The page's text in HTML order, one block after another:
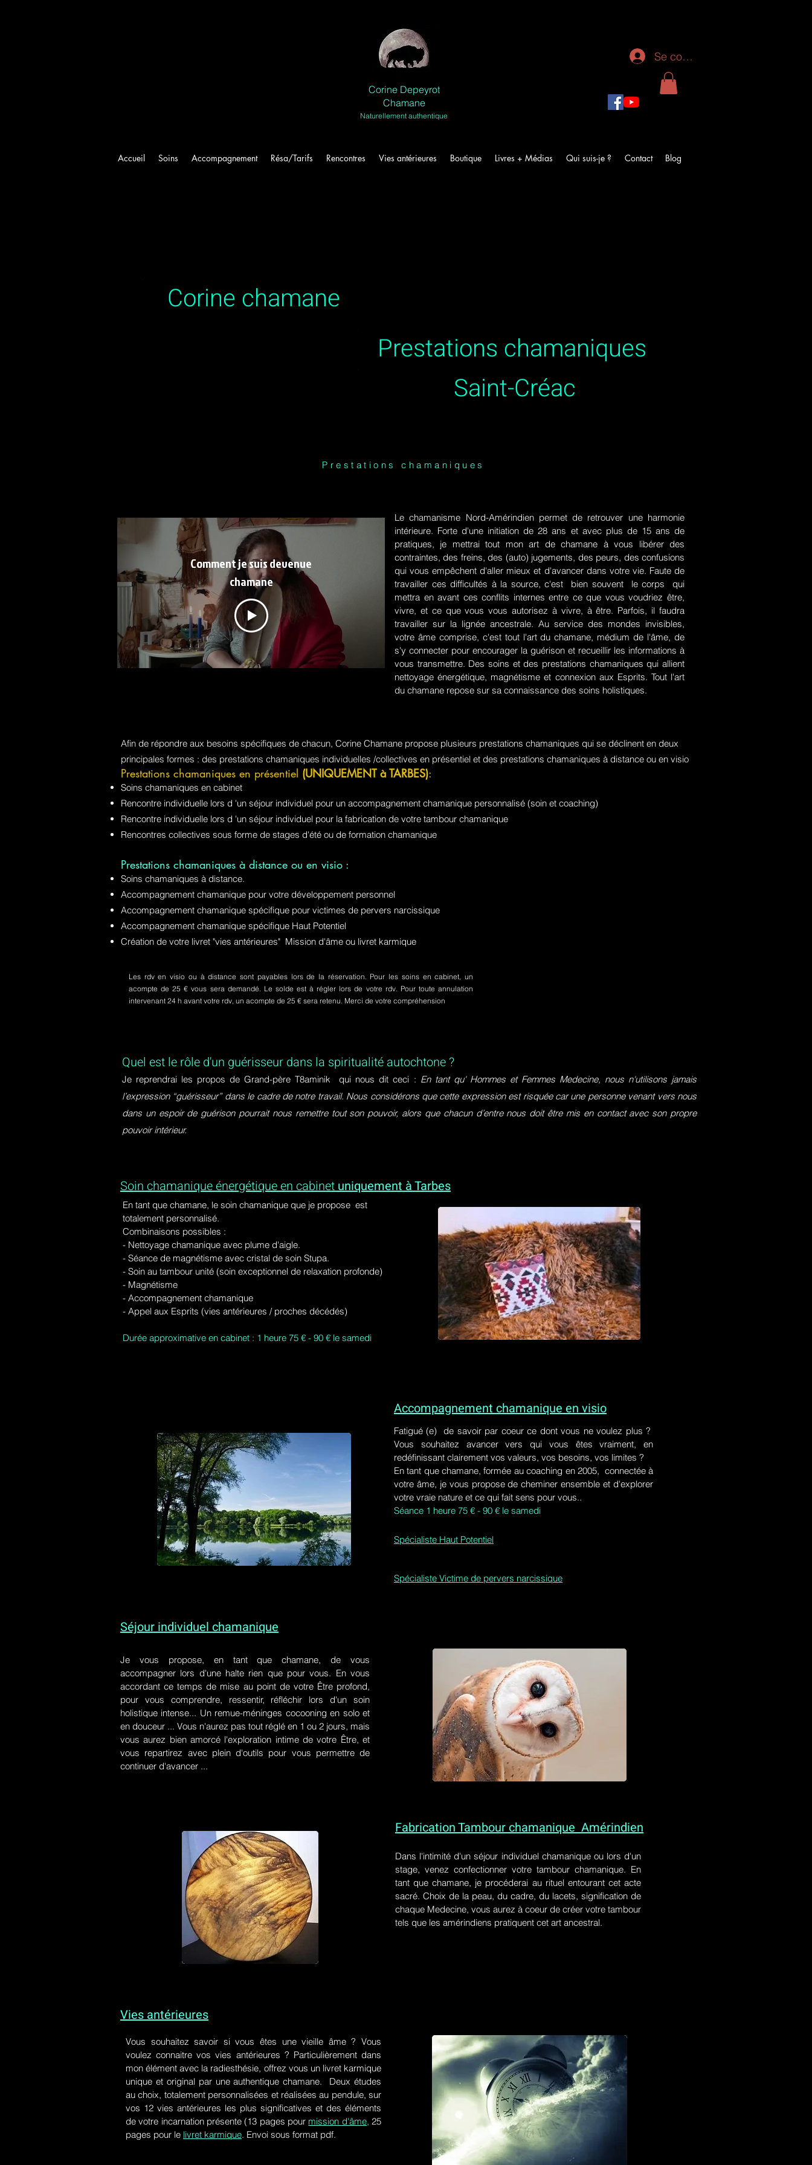
Corine Depeyrot
Chamane
Naturellement authentique
Se connecter
Accueil Soins Accompagnement Résa/Tarifs Rencontres Vies antérieures Boutique Livres + Médias Qui suis-je ? Contact Blog
Prestations chamaniques
Corine chamane
Saint-Créac
Prestations chamaniques
Comment je suis devenue
chamane
Le chamanisme Nord-Amérindien permet de retrouver une harmonie
intérieure. Forte d'une initiation de 28 ans et avec plus de 15 ans de
pratiques, je mettrai tout mon art de chamane à vous libérer des
contraintes, des freins, des (auto) jugements, des peurs, des confusions
qui vous empêchent d'aller mieux et d'avancer dans votre vie. Faute de
travailler ces difficultés à la source, c'est bien souvent le corps qui
mettra en avant ces conflits internes entre ce que vous voudriez être,
vivre, et ce que vous vous autorisez à vivre, à être. Parfois, il faudra
travailler sur la lignée ancestrale. Au service des mondes invisibles,
votre âme comprise, c'est tout l'art du chamane, médium de l'âme, de
s'y connecter pour encourager la guérison et recueillir les informations à
vous transmettre. Des soins et des prestations chamaniques qui allient
nettoyage énergétique, magnétisme et connexion aux Esprits. Tout l'art
du chamane repose sur sa connaissance des soins holistiques.
Afin de répondre aux besoins spécifiques de chacun, Corine Chamane propose plusieurs prestations chamaniques qui se déclinent en deux
principales formes : des prestations chamaniques individuelles /collectives en présentiel et des prestations chamaniques à distance ou en visio
Prestations chamaniques en présentiel (UNIQUEMENT à TARBES):
Soins chamaniques en cabinet
Rencontre individuelle lors d 'un séjour individuel pour un accompagnement chamanique personnalisé (soin et coaching)
Rencontre individuelle lors d 'un séjour individuel pour la fabrication de votre tambour chamanique
Rencontres collectives sous forme de stages d'été ou de formation chamanique
Prestations chamaniques à distance ou en visio :
Soins chamaniques à distance.
Accompagnement chamanique pour votre développement personnel
Accompagnement chamanique spécifique pour victimes de pervers narcissique
Accompagnement chamanique spécifique Haut Potentiel
Création de votre livret "vies antérieures" Mission d'âme ou livret karmique
Les rdv en visio ou à distance sont payables lors de la réservation. Pour les soins en cabinet, un
acompte de 25 € vous sera demandé. Le solde est à régler lors de votre rdv. Pour toute annulation
intervenant 24 h avant votre rdv, un acompte de 25 € sera retenu. Merci de votre compréhension
Quel est le rôle d'un guérisseur dans la spiritualité autochtone ?
Je reprendrai les propos de Grand-père T8aminik qui nous dit ceci : En tant qu' Hommes et Femmes Medecine, nous n'utilisons jamais
l’expression “guérisseur” dans le cadre de notre travail. Nous considérons que cette expression est risquée car une personne venant vers nous
dans un espoir de guérison pourrait nous remettre tout son pouvoir, alors que chacun d’entre nous doit être mis en contact avec son propre
pouvoir intérieur.
Soin chamanique énergétique en cabinetuniquement à Tarbes
En tant que chamane, le soin chamanique que je propose est
totalement personnalisé.
Combinaisons possibles :
- Nettoyage chamanique avec plume d'aigle.
- Séance de magnétisme avec cristal de soin Stupa.
- Soin au tambour unité (soin exceptionnel de relaxation profonde)
- Magnétisme
- Accompagnement chamanique
- Appel aux Esprits (vies antérieures / proches décédés)
Durée approximative en cabinet : 1 heure 75 € - 90 € le samedi
Accompagnement chamanique en visio
Fatigué (e) de savoir par coeur ce dont vous ne voulez plus ?
Vous souhaitez avancer vers qui vous êtes vraiment, en
redéfinissant clairement vos valeurs, vos besoins, vos limites ?
En tant que chamane, formée au coaching en 2005, connectée à
votre âme, je vous propose de cheminer ensemble et d'explorer
votre vraie nature et ce qui fait sens pour vous..
Séance 1 heure 75 € - 90 € le samedi
Spécialiste Haut Potentiel
Spécialiste Victime de pervers narcissique
Séjour individuel chamanique
Je vous propose, en tant que chamane, de vous
accompagner lors d'une halte rien que pour vous. En vous
accordant ce temps de mise au point de votre Être profond,
pour vous comprendre, ressentir, réfléchir lors d'un soin
holistique intense... Un remue-méninges cocooning en solo et
en douceur ... Vous n'aurez pas tout réglé en 1 ou 2 jours, mais
vous aurez bien amorcé l'exploration intime de votre Être, et
vous repartirez avec plein d'outils pour vous permettre de
continuer d'avancer ...
Fabrication Tambour chamanique Amérindien
Dans l'intimité d'unséjour individuel chamaniqueou lors d'un
stage, venez confectionner votre tambour chamanique. En
tant que chamane, je procéderai au rituel entourant cet acte
sacré. Choix de la peau, du cadre, du lacets, signification de
chaque Medecine, vous aurez à coeur de créer votre tambour
tels que les amérindiens pratiquent cet art ancestral.
Vies antérieures
Vous souhaitez savoir si vous êtes une vieille âme ? Vous
voulez connaitre vos vies antérieures ? Particulièrement dans
mon élément avec la radiesthésie, offrez vous un livret karmique
unique et original par une authentique chamane. Deux études
au choix, totalement personnalisées et réalisées au pendule, sur
vos 12 vies antérieures les plus significatives et des éléments
de votre incarnation présente (13 pages pour mission d'âme, 25
pages pour le livret karmique. Envoi sous format pdf.